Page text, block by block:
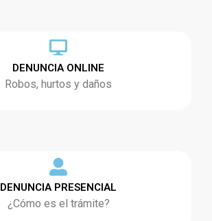
DENUNCIA ONLINE
Robos, hurtos y daños
DENUNCIA PRESENCIAL
¿Cómo es el trámite?